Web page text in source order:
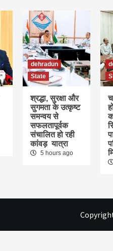
dehradun
State
श्रद्धा, सुरक्षा और
सुगमता के उत्कृष्ट
समन्वय से
सफलतापूर्वक
संचालित हो रही
कांवड़ यात्रा
5 hours ago